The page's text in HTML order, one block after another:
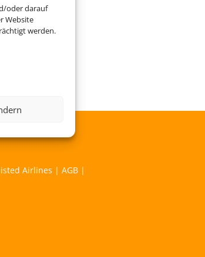
oder darauf
Website
werden.
Airlines | AGB|